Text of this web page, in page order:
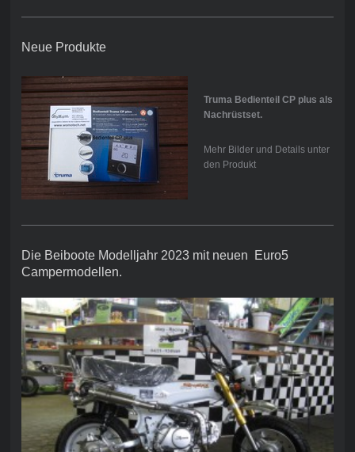
Neue Produkte
Truma Bedienteil CP plus als
Nachrüstset.
Mehr Bilder und Details unter
den Produkt
Die Beiboote Modelljahr 2023 mit neuen Euro5
Campermodellen.